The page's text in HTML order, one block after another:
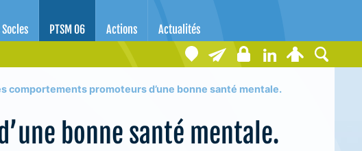
PTSM 06 Actions Actualités
comportements promoteurs d’une bonne santé mentale.
bonne santé mentale.